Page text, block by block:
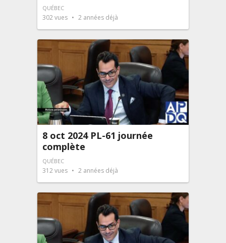
QUÉBEC
302vues 2 années déjà
8 oct 2024 PL-61 journée
complète
QUÉBEC
312vues 2 années déjà